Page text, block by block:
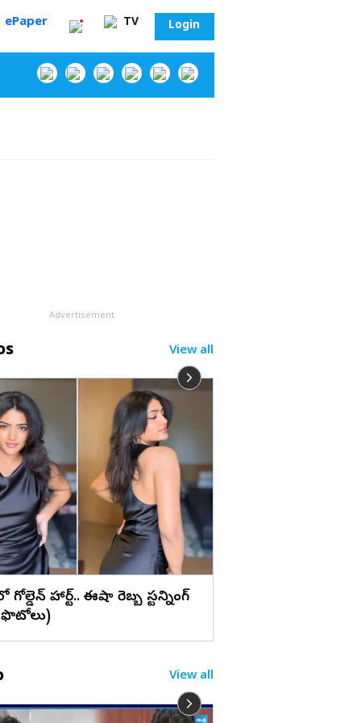
ePaper
TV Login
Advertisement
View all
గోల్డెన్ హార్ట్.. ఈషా రెబ్బ స్టన్నింగ్
View all